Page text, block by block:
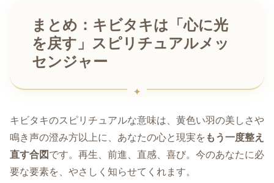
まとめ：キビタキは「心に光
を戻す」スピリチュアルメッ
センジャー
キビタキのスピリチュアルな意味は、黄色い羽の美しさや
鳴き声の澄み方以上に、あなたの心と現実を もう一度整え
直す合図 です。再生、前進、直感、喜び。今のあなたに必
要な要素を、やさしく知らせてくれます。